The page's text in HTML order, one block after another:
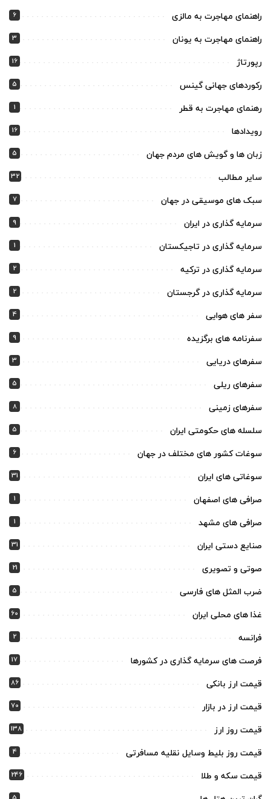
راهنمای مهاجرت به مالزی 6
راهنمای مهاجرت به یونان 3
رپورتاژ 16
رکوردهای جهانی گینس 5
رهنمای مهاجرت به قطر 1
رویدادها 16
زبان ها و گویش های مردم جهان 5
سایر مطالب 32
سبک های موسیقی در جهان 7
سرمایه گذاری در ایران 9
سرمایه گذاری در تاجیکستان 1
سرمایه گذاری در ترکیه 2
سرمایه گذاری در گرجستان 2
سفر های هوایی 4
سفرنامه های برگزیده 9
سفرهای دریایی 3
سفرهای ریلی 5
سفرهای زمینی 8
سلسله های حکومتی ایران 5
سوغات کشور های مختلف در جهان 6
سوغاتی های ایران 31
صرافی های اصفهان 1
صرافی های مشهد 1
صنایع دستی ایران 31
صوتی و تصویری 21
ضرب المثل های فارسی 5
غذا های محلی ایران 60
فرانسه 2
فرصت های سرمایه گذاری در کشورها 17
قیمت ارز بانکی 86
قیمت ارز در بازار 70
قیمت روز ارز 138
قیمت روز بلیط وسایل نقلیه مسافرتی 4
قیمت سکه و طلا 246